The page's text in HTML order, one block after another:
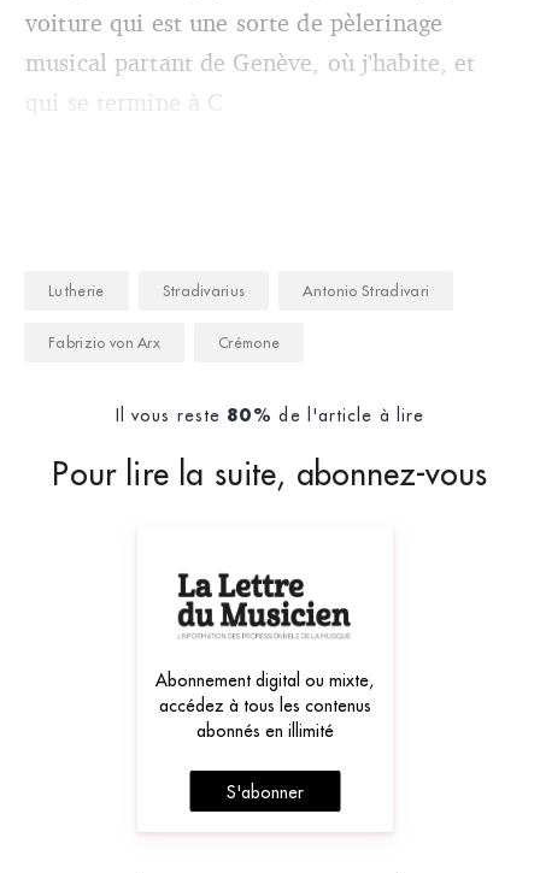
voiture qui est une sorte de pèlerinage
musical partant de Genève, où j’habite, et
qui se termine à C
Lutherie Stradivarius Antonio Stradivari
Fabrizio von Arx Crémone
Il vous reste 80% de l'article à lire
Pour lire la suite, abonnez-vous
Abonnement digital ou mixte,
accédez à tous les contenus
abonnés en illimité
S'abonner